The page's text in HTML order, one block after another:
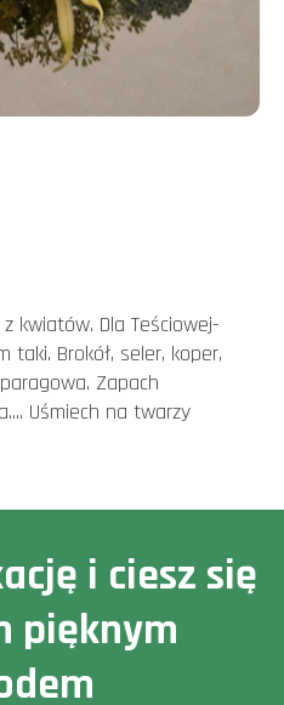
kwiatów. Dla Teściowej-
taki. Brokół, seler, koper,
Zapach
Uśmiech na twarzy
i ciesz się
pięknym